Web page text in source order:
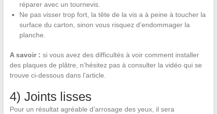
réparer avec un tournevis.
Ne pas visser trop fort, la tête de la vis a à peine à toucher la
surface du carton, sinon vous risquez d’endommager la
planche.
A savoir : si vous avez des difficultés à voir comment installer
des plaques de plâtre, n’hésitez pas à consulter la vidéo qui se
trouve ci-dessous dans l’article.
4) Joints lisses
Pour un résultat agréable d’arrosage des yeux, il sera